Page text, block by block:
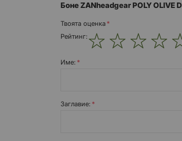
Боне ZANheadgear POLY OLIVE D
Твоята оценка
Рейтинг:
Име:
Заглавиe: